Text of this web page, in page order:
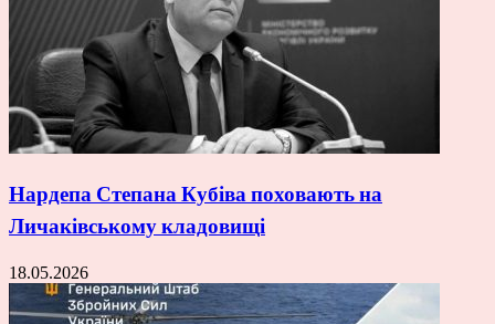
Нардепа Степана Кубіва поховають на
Личаківському кладовищі
18.05.2026